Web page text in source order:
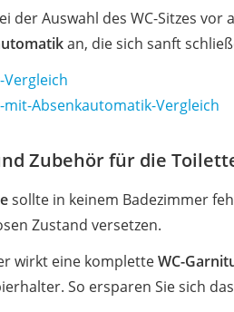
der Auswahl des WC-Sitzes
an, die sich sanft
Vergleich
mit-Absenkautomatik-Vergleich
Zubehör für die
sollte in keinem Badezimmer
Zustand versetzen.
wirkt eine kompletteWC-
So ersparen Sie sich